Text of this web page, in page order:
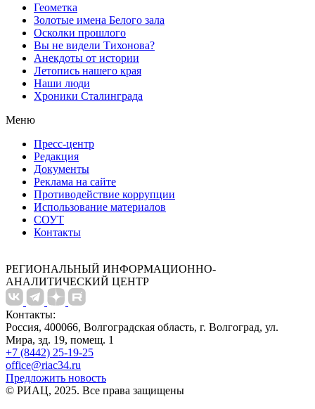
Геометка
Золотые имена Белого зала
Осколки прошлого
Вы не видели Тихонова?
Анекдоты от истории
Летопись нашего края
Наши люди
Хроники Сталинграда
Меню
Пресс-центр
Редакция
Документы
Реклама на сайте
Противодействие коррупции
Использование материалов
СОУТ
Контакты
РЕГИОНАЛЬНЫЙ ИНФОРМАЦИОННО-
АНАЛИТИЧЕСКИЙ ЦЕНТР
Контакты:
Россия, 400066, Волгоградская область, г. Волгоград, ул.
Мира, зд. 19, помещ. 1
+7 (8442) 25-19-25
office@riac34.ru
Предложить новость
© РИАЦ, 2025. Все права защищены